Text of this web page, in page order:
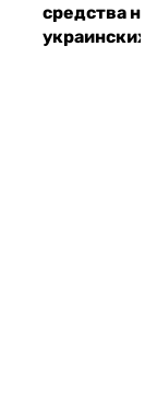
средства